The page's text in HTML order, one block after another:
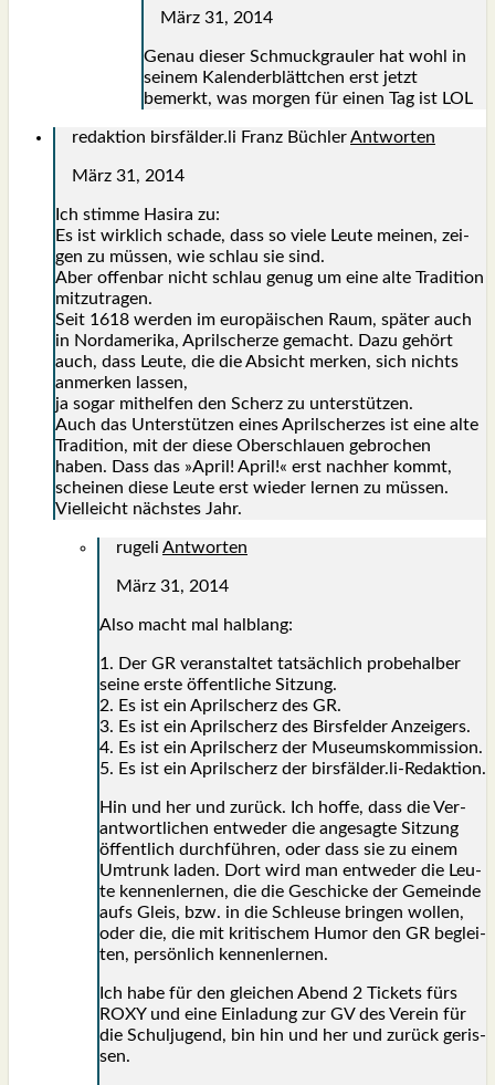
März 31, 2014
Genau die­ser Schmuck­grau­ler hat wohl in
sei­nem Kalen­der­blätt­chen erst jetzt
bemerkt, was mor­gen für einen Tag ist LOL
redaktion birsfälder.li Franz BüchlerAntworten
März 31, 2014
Ich stim­me Hasi­ra zu:
Es ist wirk­lich scha­de, dass so vie­le Leu­te mei­nen, zei­
gen zu müs­sen, wie schlau sie sind.
Aber offen­bar nicht schlau genug um eine alte Tra­di­ti­on
mit­zu­tra­gen.
Seit 1618 wer­den im euro­päi­schen Raum, spä­ter auch
in Nord­ame­ri­ka, April­scher­ze gemacht. Dazu gehört
auch, dass Leu­te, die die Absicht mer­ken, sich nichts
anmer­ken las­sen,
ja sogar mit­hel­fen den Scherz zu unter­stüt­zen.
Auch das Unter­stüt­zen eines April­scher­zes ist eine alte
Tra­di­ti­on, mit der die­se Ober­schlau­en gebro­chen
haben. Dass das »April! April!« erst nach­her kommt,
schei­nen die­se Leu­te erst wie­der ler­nen zu müs­sen.
Viel­leicht nächs­tes Jahr.
rugeli Antworten
März 31, 2014
Also macht mal halb­lang:
1. Der GR ver­an­stal­tet tat­säch­lich pro­be­hal­ber
sei­ne ers­te öffent­li­che Sit­zung.
2. Es ist ein April­scherz des GR.
3. Es ist ein April­scherz des Birs­fel­der Anzei­gers.
4. Es ist ein April­scherz der Muse­ums­kom­mis­si­on.
5. Es ist ein April­scherz der birsfälder.li-Redaktion.
Hin und her und zurück. Ich hof­fe, dass die Ver­
ant­wort­li­chen ent­we­der die ange­sag­te Sit­zung
öffent­lich durch­füh­ren, oder dass sie zu einem
Umtrunk laden. Dort wird man ent­we­der die Leu­
te ken­nen­ler­nen, die die Geschi­cke der Gemein­de
aufs Gleis, bzw. in die Schleu­se brin­gen wol­len,
oder die, die mit kri­ti­schem Humor den GR beglei­
ten, per­sön­lich ken­nen­ler­nen.
Ich habe für den glei­chen Abend 2 Tickets fürs
ROXY und eine Ein­la­dung zur GV des Ver­ein für
die Schul­ju­gend, bin hin und her und zurück geris­
sen.